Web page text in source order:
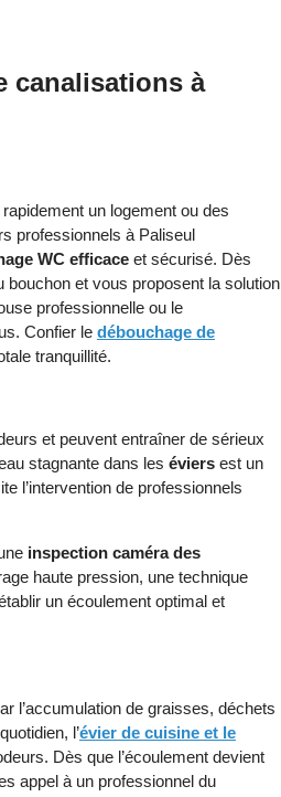
canalisations à
un logement ou des
professionnels à Paliseul
WC efficace et sécurisé. Dès
bouchon et vous proposent la solution
professionnelle ou le
Confier le débouchage de
tranquillité.
et peuvent entraîner de sérieux
stagnante dans les éviers est un
l’intervention de professionnels
inspection caméra des
haute pression, une technique
un écoulement optimal et
l’accumulation de graisses, déchets
l’évier de cuisine et le
Dès que l’écoulement devient
appel à un professionnel du